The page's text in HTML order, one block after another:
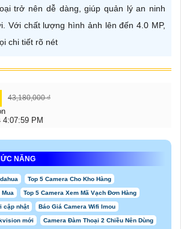
trở nên dễ dàng, giúp quản lý an ninh
Với chất lượng hình ảnh lên đến 4.0 MP,
chi tiết rõ nét
43,180,000 ₫
4:07:59 PM
NĂNG
Top 5 Camera Cho Kho Hàng
Mua Top 5 Camera Xem Mã Vạch Đơn Hàng
cập nhật Báo Giá Camera Wifi Imou
mới Camera Đàm Thoại 2 Chiều Nên Dùng